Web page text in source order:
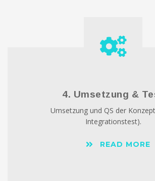
4. Umsetzung &
Umsetzung und QS der
Integrationstest).
READ MORE